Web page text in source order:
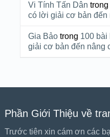
Vi Tính Tấn Dân trong
có lời giải cơ bản đến
Gia Bảotrong 100 bài
giải cơ bản đến nâng
Phần Giới Thiệu về
Trước tiên xin cám ơn các